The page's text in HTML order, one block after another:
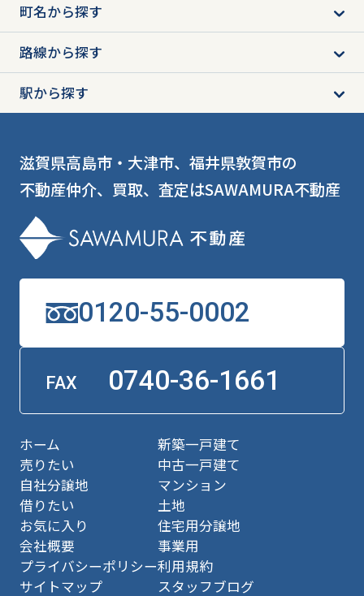
町名から探す
路線から探す
駅から探す
滋賀県高島市・大津市、福井県敦賀市の
不動産仲介、買取、査定はSAWAMURA不動産
0120-55-0002
FAX 0740-36-1661
ホーム
売りたい
自社分譲地
借りたい
お気に入り
会社概要
プライバシーポリシー
サイトマップ
新築一戸建て
中古一戸建て
マンション
土地
住宅用分譲地
事業用
利用規約
スタッフブログ